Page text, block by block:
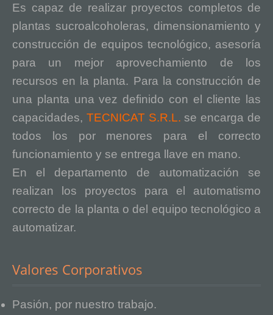
Es capaz de realizar proyectos completos de
plantas sucroalcoholeras, dimensionamiento y
construcción de equipos tecnológico, asesoría
para un mejor aprovechamiento de los
recursos en la planta. Para la construcción de
una planta una vez definido con el cliente las
capacidades, TECNICAT S.R.L. se encarga de
todos los por menores para el correcto
funcionamiento y se entrega llave en mano.
En el departamento de automatización se
realizan los proyectos para el automatismo
correcto de la planta o del equipo tecnológico a
automatizar.
Valores Corporativos
Pasión, por nuestro trabajo.